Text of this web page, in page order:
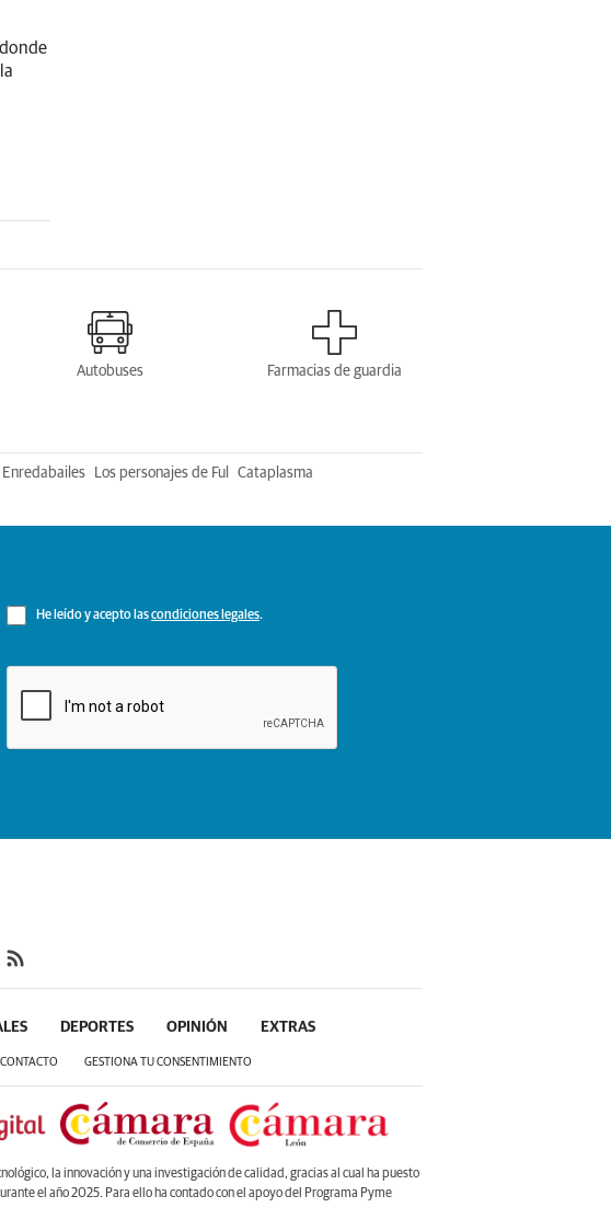
Autobuses Farmacias de guardia
Enredabailes Los personajes de Ful Cataplasma
He leído y acepto lascondiciones legales.
DEPORTES OPINIÓN EXTRAS
CONTACTO GESTIONA TU CONSENTIMIENTO
la innovación y una investigación de calidad, gracias al cual ha puesto
el año 2025. Para ello ha contado con el apoyo del Programa Pyme